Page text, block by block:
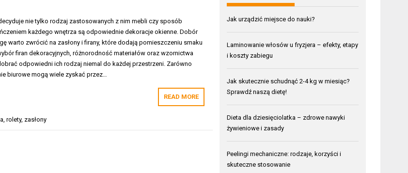
nie tylko rodzaj zastosowanych z nim mebli czy sposób
każdego wnętrza są odpowiednie dekoracje okienne. Dobór
warto zwrócić na zasłony i firany, które dodają pomieszczeniu smaku
firan dekoracyjnych, różnorodność materiałów oraz wzornictwa
odpowiedni ich rodzaj niemal do każdej przestrzeni. Zarówno
biurowe mogą wiele zyskać przez…
READ MORE
rolety, zasłony
Jak urządzić miejsce do nauki?
Laminowanie włosów u fryzjera – efekty, etapy
i koszty zabiegu
Jak skutecznie schudnąć 2-4 kg w miesiąc?
Sprawdź naszą dietę!
Dieta dla dziesięciolatka – zdrowe nawyki
żywieniowe i zasady
Peelingi mechaniczne: rodzaje, korzyści i
skuteczne stosowanie